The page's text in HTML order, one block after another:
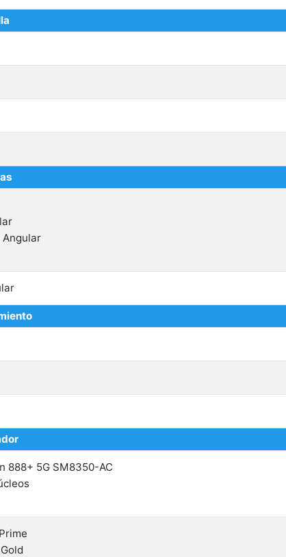
Angular
888+ 5G SM8350-AC